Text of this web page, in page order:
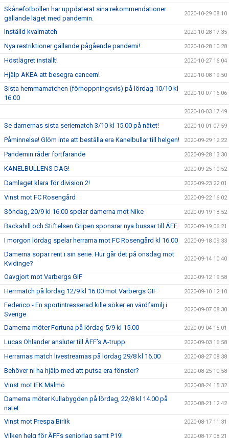
Skånefotbollen har uppdaterat sina rekommendationer
gällande läget med pandemin.
2020-10-29 08:10
Inställd kvalmatch 2020-10-28 17:35
Nya restriktioner gällande pågående pandemi! 2020-10-28 10:28
Höstlägret inställt! 2020-10-27 16:04
Hjälp AKEA att besegra cancern! 2020-10-08 19:50
Sista hemmamatchen (förhoppningsvis) på lördag 10/10 kl
16.00
2020-10-07 16:06
2020-10-03 17:49
Se damernas sista seriematch 3/10 kl 15.00 på nätet! 2020-10-01 07:59
Påminnelse! Glöm inte att beställa era Kanelbullar till helgen! 2020-09-29 12:22
Pandemin råder fortfarande 2020-09-28 13:30
KANELBULLENS DAG! 2020-09-25 10:52
Damlaget klara för division 2! 2020-09-23 22:01
Vinst mot FC Rosengård 2020-09-22 16:02
Söndag, 20/9 kl 16.00 spelar damerna mot Nike 2020-09-19 18:52
Backahill och Stiftelsen Gripen sponsrar nya bussar till ÄFF 2020-09-19 06:21
I morgon lördag spelar herrarna mot FC Rosengård kl 16.00 2020-09-18 09:33
Damerna sopar rent i sin serie. Hur går det på onsdag mot
Kvidinge?
2020-09-14 10:40
Oavgjort mot Varbergs GIF 2020-09-12 19:58
Herrmatch på lördag 12/9 kl 16.00 mot Varbergs GIF 2020-09-10 12:10
Federico - En sportintresserad kille söker en värdfamilj i
Sverige
2020-09-07 08:30
Damerna möter Fortuna på lördag 5/9 kl 15.00 2020-09-04 15:01
Lucas Ohlander ansluter till ÄFF’s A-trupp 2020-09-03 16:58
Herrarnas match livestreamas på lördag 29/8 kl 16.00 2020-08-27 08:38
Behöver ni ha hjälp med att putsa era fönster? 2020-08-25 10:58
Vinst mot IFK Malmö 2020-08-24 15:32
Damerna möter Kullabygden på lördag, 22/8 kl 14.00 på
nätet
2020-08-21 12:42
Vinst mot Prespa Birlik 2020-08-17 11:31
Vilken helg för ÄFFs seniorlag samt P19! 2020-08-17 08:21